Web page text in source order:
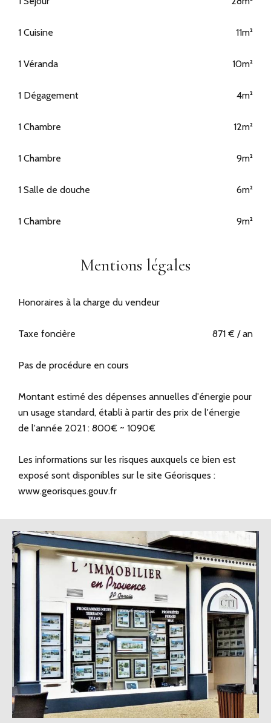
1 Cuisine 11m²
1 Véranda 10m²
1 Dégagement 4m²
1 Chambre 12m²
1 Chambre 9m²
1 Salle de douche 6m²
1 Chambre 9m²
Mentions légales
Honoraires à la charge du vendeur
Taxe foncière 871 € / an
Pas de procédure en cours
Montant estimé des dépenses annuelles d'énergie pour
un usage standard, établi à partir des prix de l'énergie
de l'année 2021 : 800€ ~ 1090€
Les informations sur les risques auxquels ce bien est
exposé sont disponibles sur le site Géorisques :
www.georisques.gouv.fr